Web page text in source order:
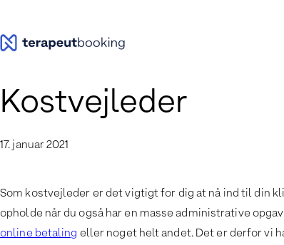
indhold
Kostvejleder
17. januar 2021
Som kostvejleder er det vigtigt for dig at nå ind til din
opholde når du også har en masse administrative
online betaling eller noget helt andet. Det er derfor vi